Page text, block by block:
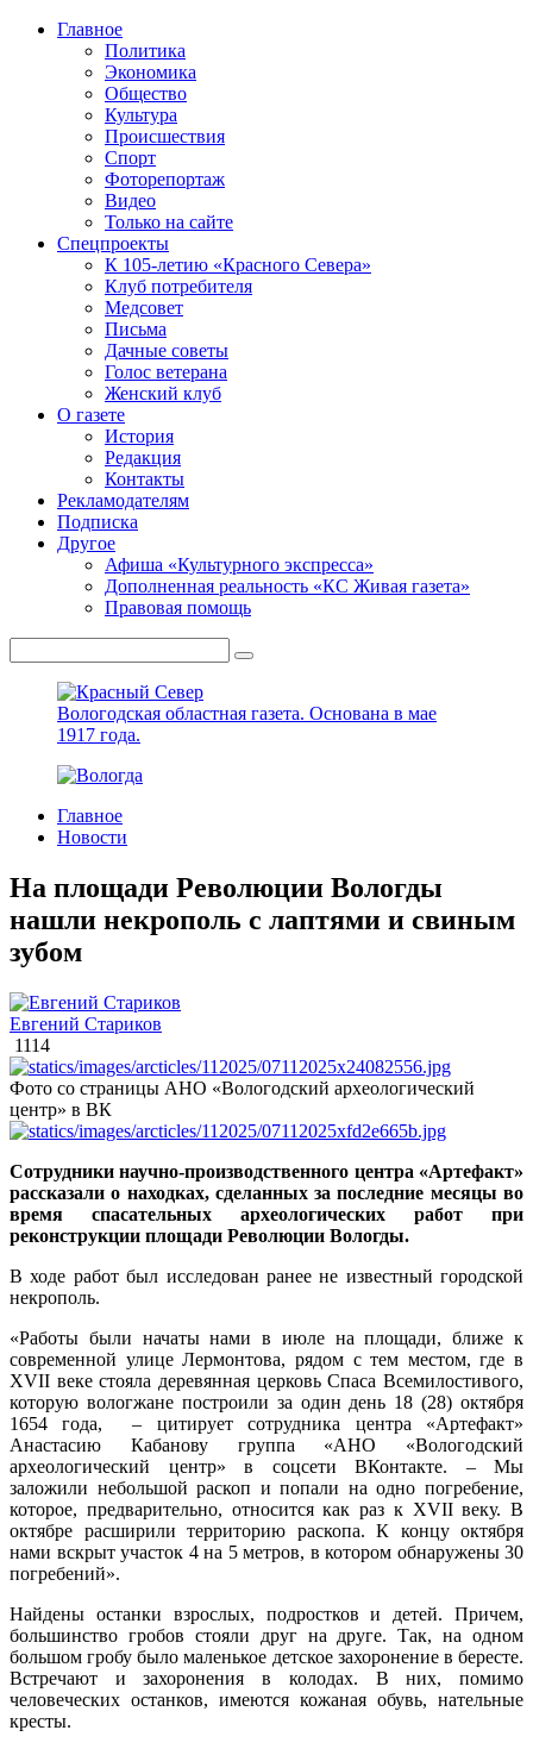
Главное
Политика
Экономика
Общество
Культура
Происшествия
Спорт
Фоторепортаж
Видео
Только на сайте
Спецпроекты
К 105-летию «Красного Севера»
Клуб потребителя
Медсовет
Письма
Дачные советы
Голос ветерана
Женский клуб
О газете
История
Редакция
Контакты
Рекламодателям
Подписка
Другое
Афиша «Культурного экспресса»
Дополненная реальность «КС Живая газета»
Правовая помощь
Вологодская областная газета. Основана в мае
1917 года.
Главное
Новости
На площади Революции Вологды
нашли некрополь с лаптями и свиным
зубом
Евгений Стариков
1114
Фото со страницы АНО «Вологодский археологический
центр» в ВК
Сотрудники научно-производственного центра «Артефакт»
рассказали о находках, сделанных за последние месяцы во
время спасательных археологических работ при
реконструкции площади Революции Вологды.
В ходе работ был исследован ранее не известный городской
некрополь.
«Работы были начаты нами в июле на площади, ближе к
современной улице Лермонтова, рядом с тем местом, где в
XVII веке стояла деревянная церковь Спаса Всемилостивого,
которую вологжане построили за один день 18 (28) октября
1654 года, – цитирует сотрудника центра «Артефакт»
Анастасию Кабанову группа «АНО «Вологодский
археологический центр» в соцсети ВКонтакте. – Мы
заложили небольшой раскоп и попали на одно погребение,
которое, предварительно, относится как раз к XVII веку. В
октябре расширили территорию раскопа. К концу октября
нами вскрыт участок 4 на 5 метров, в котором обнаружены 30
погребений».
Найдены останки взрослых, подростков и детей. Причем,
большинство гробов стояли друг на друге. Так, на одном
большом гробу было маленькое детское захоронение в бересте.
Встречают и захоронения в колодах. В них, помимо
человеческих останков, имеются кожаная обувь, нательные
кресты.